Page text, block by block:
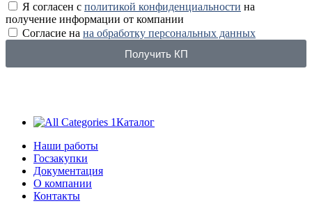
Я согласен с политикой конфиденциальности на
получение информации от компании
Согласие на на обработку персональных данных
Получить КП
Каталог
Наши работы
Госзакупки
Документация
О компании
Контакты